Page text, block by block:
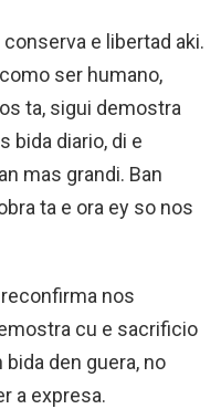
e libertad aki.
ser humano,
ta, sigui demostra
bida diario, di e
mas grandi. Ban
ta e ora ey so nos
nos
cu e sacrificio
den guera, no
a expresa.